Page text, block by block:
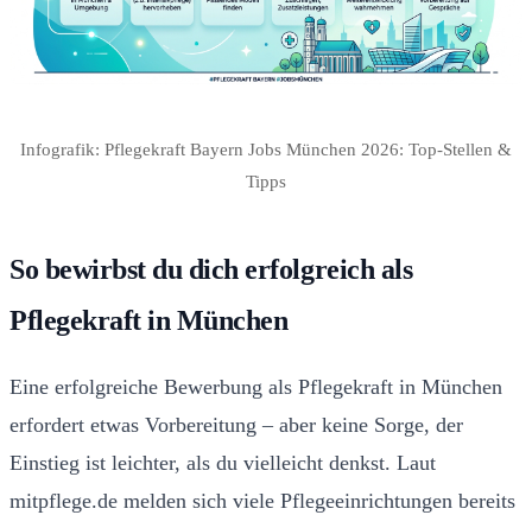
Infografik: Pflegekraft Bayern Jobs München 2026: Top-Stellen &
Tipps
So bewirbst du dich erfolgreich als
Pflegekraft in München
Eine erfolgreiche Bewerbung als Pflegekraft in München
erfordert etwas Vorbereitung – aber keine Sorge, der
Einstieg ist leichter, als du vielleicht denkst. Laut
mitpflege.de melden sich viele Pflegeeinrichtungen bereits